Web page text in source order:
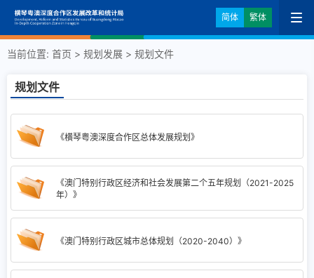
简体 繁体
当前位置: 首页 > 规划发展 > 规划文件
规划文件
《横琴粤澳深度合作区总体发展规划》
《澳门特别行政区经济和社会发展第二个五年规划（2021-2025
年）》
《澳门特别行政区城市总体规划（2020-2040）》